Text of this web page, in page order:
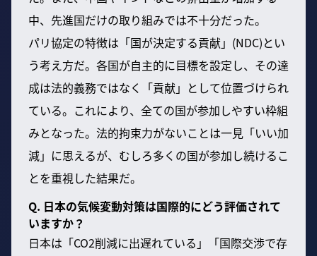
中、先進国だけの取り組みでは不十分だった。
パリ協定の特徴は「国が決定する貢献」(NDC)とい
う考え方だ。各国が自主的に目標を設定し、その達
成は法的義務ではなく「貢献」として位置づけられ
ている。これにより、全ての国が参加しやすい枠組
みとなった。法的拘束力がないことは一見「いい加
減」に思えるが、むしろ多くの国が参加し続けるこ
とを重視した結果だ。
Q. 日本の気候変動対策は国際的にどう評価されて
いますか？
日本は「CO2削減に出遅れている」「国際交渉で存